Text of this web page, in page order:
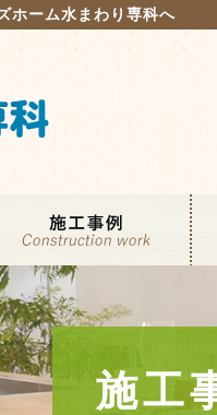
ホーム水まわり専科へ
施工